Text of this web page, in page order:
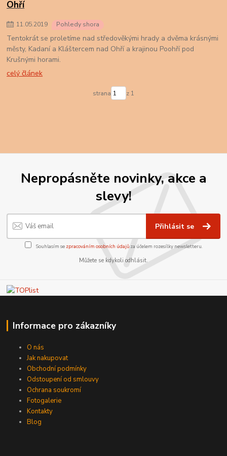
Ohří
11.05.2019 Pohledy shora
Tentokrát se proletíme nad středověkými hrady a dvěma krásnými
městy, Kadaní a Kláštercem nad Ohří a krajinou Poohří pod
Krušnými horami.
celý článek
strana z 1
Nepropásněte novinky, akce a
slevy!
Přihlásit se
Souhlasím se zpracováním osobních údajůza účelem rozesílky newsletteru.
Můžete se kdykoli odhlásit.
Informace pro zákazníky
O nás
Jak nakupovat
Obchodní podmínky
Odstoupení od smlouvy
Ochrana soukromí
Fotogalerie
Kontakty
Blog